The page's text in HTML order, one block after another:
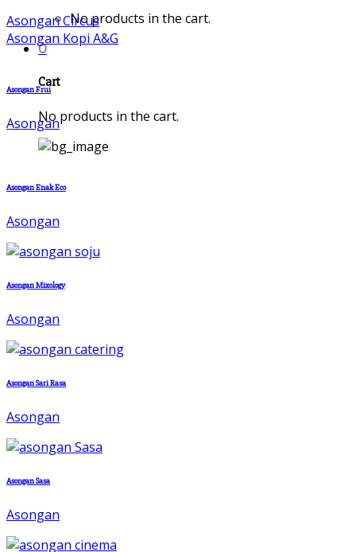
No products in the cart.
0
Cart
No products in the cart.
Asongan Circus
Asongan Kopi A&G
Asongan Frui
Asongan
Asongan Enak Eco
Asongan
Asongan Mixology
Asongan
Asongan Sari Rasa
Asongan
Asongan Sasa
Asongan